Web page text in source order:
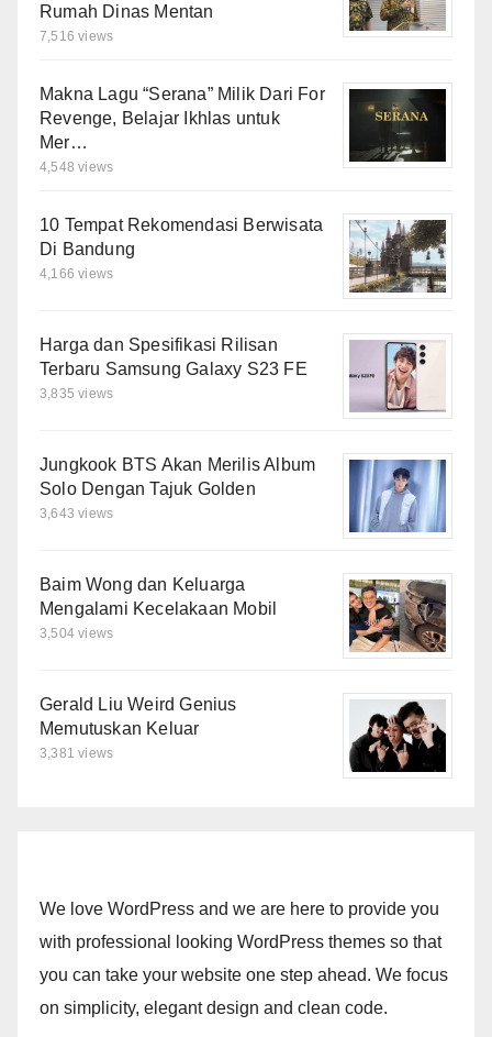
Rumah Dinas Mentan
7,516 views
Makna Lagu “Serana” Milik Dari For
Revenge, Belajar Ikhlas untuk
Mer…
4,548 views
10 Tempat Rekomendasi Berwisata
Di Bandung
4,166 views
Harga dan Spesifikasi Rilisan
Terbaru Samsung Galaxy S23 FE
3,835 views
Jungkook BTS Akan Merilis Album
Solo Dengan Tajuk Golden
3,643 views
Baim Wong dan Keluarga
Mengalami Kecelakaan Mobil
3,504 views
Gerald Liu Weird Genius
Memutuskan Keluar
3,381 views
We love WordPress and we are here to provide you
with professional looking WordPress themes so that
you can take your website one step ahead. We focus
on simplicity, elegant design and clean code.